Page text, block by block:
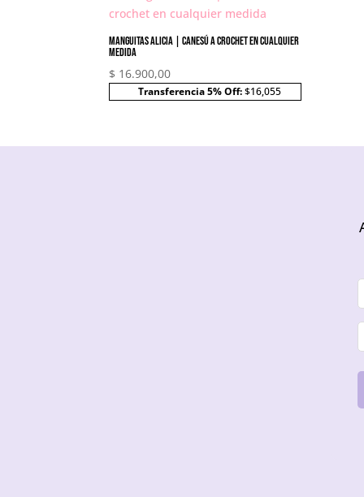
Manguitas Alicia | Canesú a crochet en cualquier
medida
$ 16.900,00
Transferencia 5% Off:$16,055